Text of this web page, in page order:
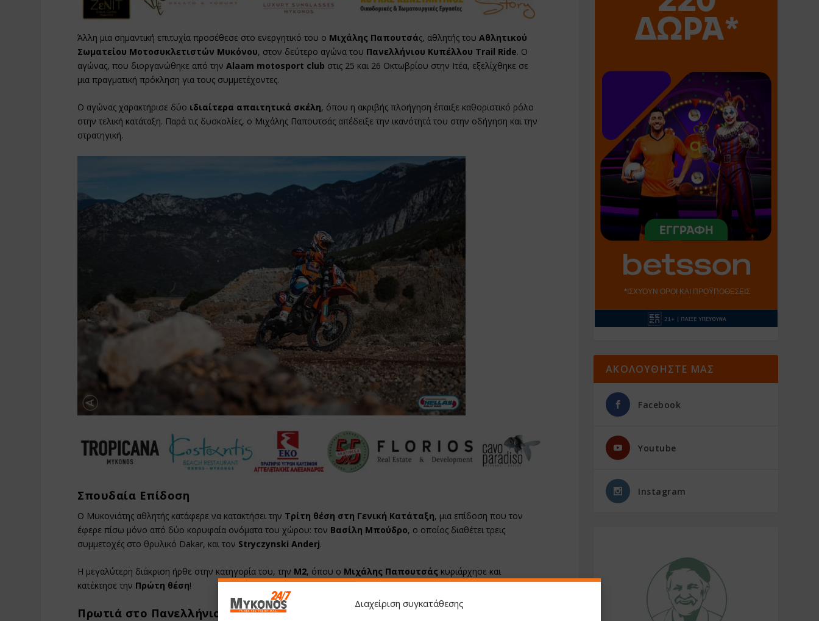
Διαχείριση συγκατάθεσης
Άλλη μια σημαντική επιτυχία προσέθεσε στο ενεργητικό του ο Μιχάλης Παπουτσάς, αθλητής τουΑθλητικού
Σωματείου Μοτοσυκλετιστών Μυκόνου, στον δεύτερο αγώνα του Πανελλήνιου Κυπέλλου Trail Ride. Ο
αγώνας, που διοργανώθηκε από τηνAlaam motosport club στις 25 και 26 Οκτωβρίου στην Ιτέα, εξελίχθηκε σε
μια πραγματική πρόκληση για τους συμμετέχοντες.
Ο αγώνας χαρακτήρισε δύο ιδιαίτερα απαιτητικά σκέλη, όπου η ακριβής πλοήγηση έπαιξε καθοριστικό ρόλο
στην τελική κατάταξη. Παρά τις δυσκολίες, ο Μιχάλης Παπουτσάς απέδειξε την ικανότητά του στην οδήγηση και την
στρατηγική.
Σπουδαία Επίδοση
Ο Μυκονιάτης αθλητής κατάφερε να κατακτήσει την Τρίτη θέση στη Γενική Κατάταξη, μια επίδοση που τον
έφερε πίσω μόνο από δύο κορυφαία ονόματα του χώρου: τον Βασίλη Μπούδρο, ο οποίος διαθέτει τρεις
συμμετοχές στο θρυλικό Dakar, και τον Stryczynski Anderj.
Η μεγαλύτερη διάκριση ήρθε στην κατηγορία του, την Μ2, όπου ο Μιχάλης Παπουτσάς κυριάρχησε και
κατέκτησε την Πρώτη θέση!
Πρωτιά στο Πανελλήνιο Κύπελλο
ΑΚΟΛΟΥΘΗΣΤΕ ΜΑΣ
Facebook
Youtube
Instagram